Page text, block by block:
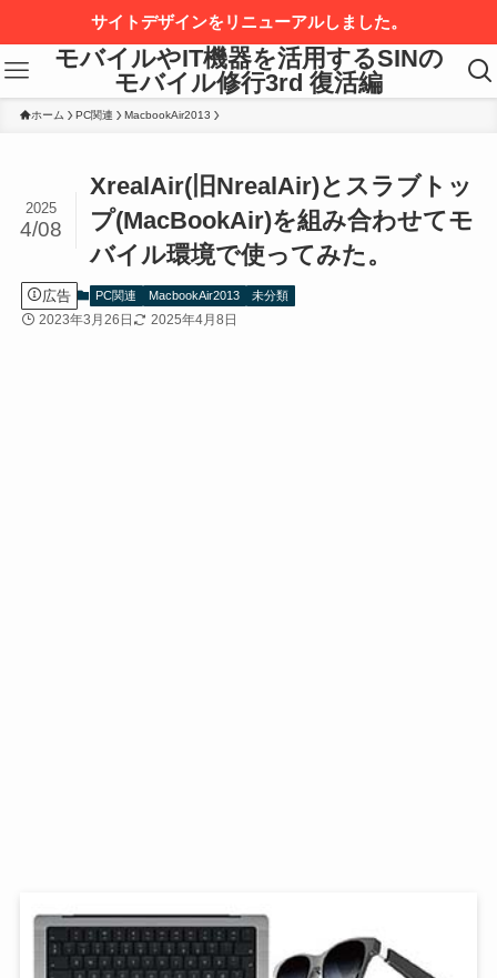
サイトデザインをリニューアルしました。
モバイルやIT機器を活用するSINの
モバイル修行3rd 復活編
ホーム PC関連 MacbookAir2013
XrealAir(旧NrealAir)とスラブトッ
プ(MacBookAir)を組み合わせてモ
バイル環境で使ってみた。
2025
4/08
広告 PC関連 MacbookAir2013 未分類
2023年3月26日 2025年4月8日